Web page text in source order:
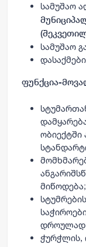
სამუშაო
სამუშაო
ფუნქცია-
ობიექტში
მიწოდება;
დროულად
ჭურჭლის,